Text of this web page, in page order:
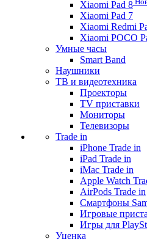
Xiaomi Pad 8
Xiaomi Pad 7
Xiaomi Redmi
Xiaomi POCO
Умные часы
Smart Band
Наушники
ТВ и видеотехника
Проекторы
TV приставки
Мониторы
Телевизоры
Trade in
iPhone Trade in
iPad Trade in
iMac Trade in
Apple Watch
AirPods Trade in
Смартфоны
Игровые
Игры для
Уценка